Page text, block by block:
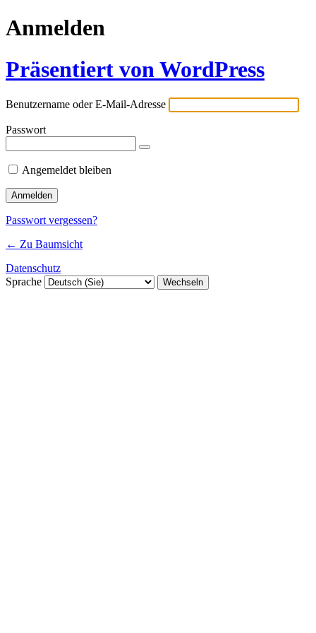
Anmelden
Präsentiert von WordPress
Benutzername oder E-Mail-Adresse
Passwort
Angemeldet bleiben
Passwort vergessen?
← Zu Baumsicht
Datenschutz
Sprache